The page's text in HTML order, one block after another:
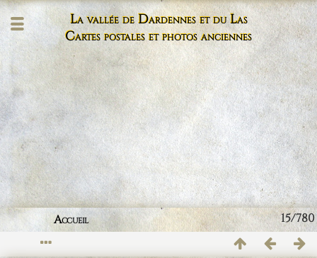
La vallée de Dardennes et du Las
Cartes postales et photos anciennes
15/780
Accueil